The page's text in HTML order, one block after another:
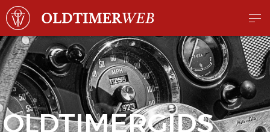
OLDTIMERGIDS